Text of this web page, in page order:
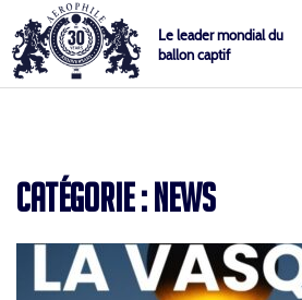
to
content
Aérophile – Le leader mondial du ballon
Le leader mondial du
ballon captif
CATÉGORIE : NEWS
Cookies management panel